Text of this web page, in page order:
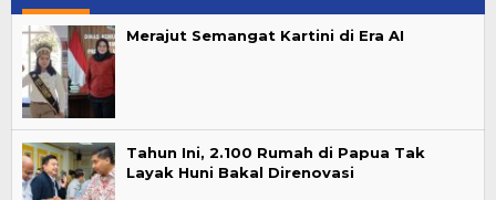
Merajut Semangat Kartini di Era AI
Tahun Ini, 2.100 Rumah di Papua Tak
Layak Huni Bakal Direnovasi